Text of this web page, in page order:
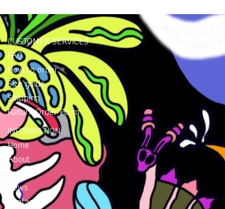
CUSTOMER SERVICES
FAQ
How to order
Size guide
Shipping
Return Order Form
INFORMATION
Home
About
Gallery
News
Contacts